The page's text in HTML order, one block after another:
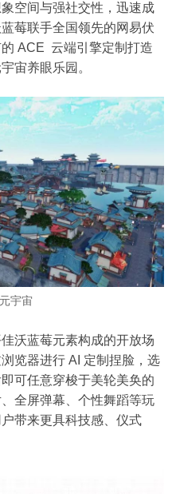
空间与强社交性，迅速成
莓联手全国领先的网易伏
ACE 云端引擎定制打造
宙养眼乐园。
宇宙
沃蓝莓元素构成的开放场
览器进行 AI 定制捏脸，选
可任意穿梭于美轮美奂的
全屏弹幕、个性舞蹈等玩
带来更具科技感、仪式